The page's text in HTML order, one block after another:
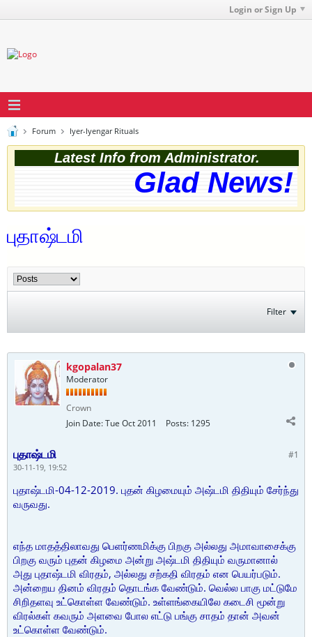
Login or Sign Up
Forum Iyer-Iyengar Rituals
Latest Info from Administrator.
Glad News!
புதாஷ்டமி
Filter
kgopalan37
Moderator
Crown
Join Date:Tue Oct 2011 Posts: 1295
#1
புதாஷ்டமி
30-11-19, 19:52
புதாஷ்டமி-04-12-2019. புதன் கிழமையும் அஷ்டமி திதியும் சேர்ந்து
வருவது.
எந்த மாதத்திலாவது பெளர்ணமிக்கு பிறகு அல்லது அமாவாசைக்கு
பிறகு வரும் புதன் கிழமை அன்று அஷ்டமி திதியும் வருமானால்
அது புதாஷ்டமி விரதம், அல்லது சற்கதி விரதம் என பெயர்படும்.
அன்றைய தினம் விரதம் தொடங்க வேண்டும். வெல்ல பாகு மட்டுமே
சிறிதளவு உட்கொள்ள வேண்டும். உள்ளங்கையிலே கடைசி மூன்று
விரல்கள் கவரும் அளவை போல எட்டு பங்கு சாதம் தான் அவன்
உட்கொள்ள வேண்டும்.